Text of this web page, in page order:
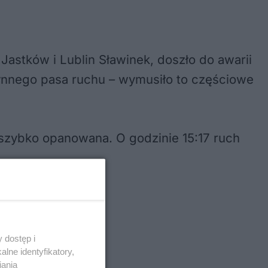
i Lublin Sławinek, doszło do awarii
pasa ruchu – wymusiło to częściowe
opanowana. O godzinie 15:17 ruch
dostęp i
identyfikatory,